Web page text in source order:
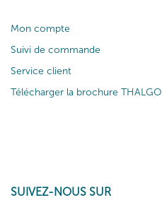
Mon compte
Suivi de commande
Service client
Télécharger la brochure THALGO
SUIVEZ-NOUS SUR